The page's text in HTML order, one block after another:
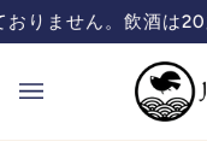
コ
ン
ツ
りません。飲酒は20